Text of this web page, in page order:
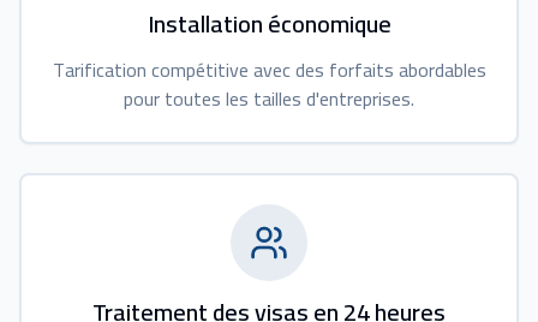
Installation économique
Tarification compétitive avec des forfaits abordables
pour toutes les tailles d'entreprises.
Traitement des visas en 24 heures